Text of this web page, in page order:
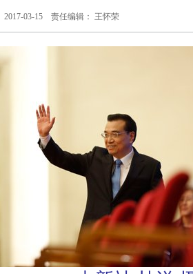
2017-03-15 责任编辑： 王怀荣